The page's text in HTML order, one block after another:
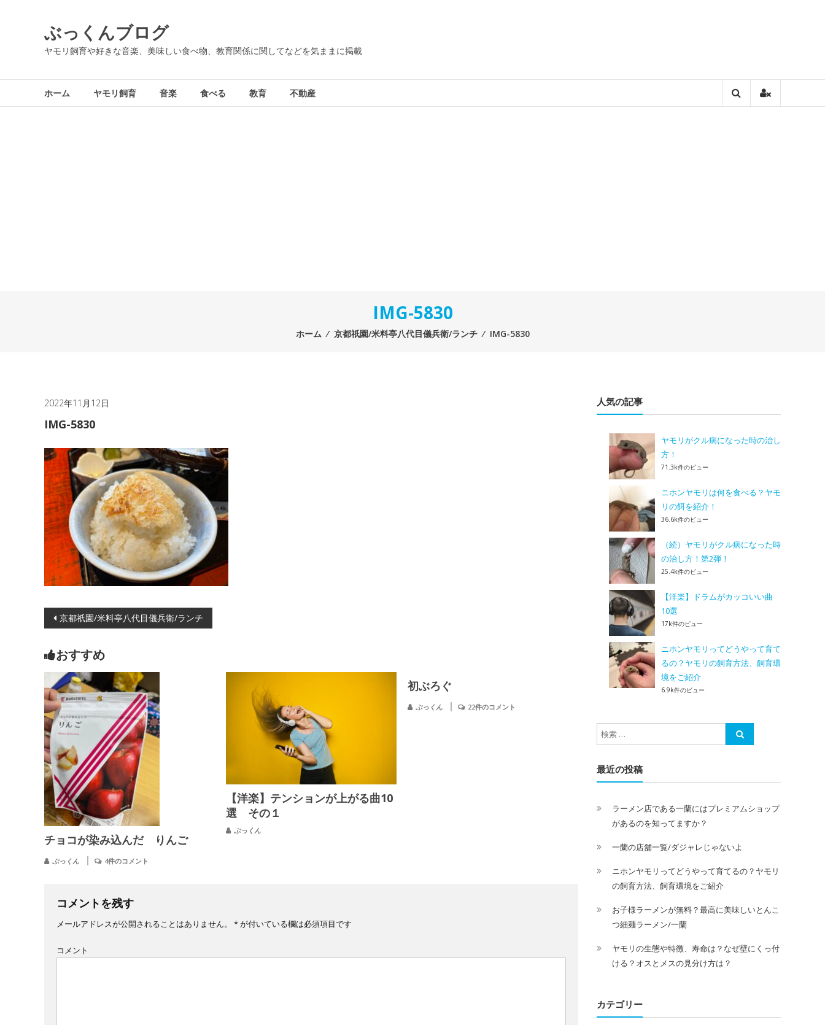
へ
キ
ぶっくんブログ
ヤモリ飼育や好きな音楽、美味しい食べ物、教育関係に関してなどを気ままに掲載
ホーム ヤモリ飼育 音楽 食べる 教育 不動産
IMG-5830
ホーム ⁄ 京都祇園/米料亭八代目儀兵衛/ランチ ⁄ IMG-5830
2022年11月12日
IMG-5830
投
稿
ナ
ビ
ゲ
ー
シ
ョ
ン
京都祇園/米料亭八代目儀兵衛/ランチ
おすすめ
チョコが染み込んだ りんご
ぶっくん 4件のコメント
【洋楽】テンションが上がる曲10
選 その１
ぶっくん
初ぶろぐ
ぶっくん 22件のコメント
コメントを残す
メールアドレスが公開されることはありません。 *が付いている欄は必須項目です
コメント
人気の記事
ヤモリがクル病になった時の治し
方！
71.3k件のビュー
ニホンヤモリは何を食べる？ヤモ
リの餌を紹介！
36.6k件のビュー
（続）ヤモリがクル病になった時
の治し方！第2弾！
25.4k件のビュー
【洋楽】ドラムがカッコいい曲
10選
17k件のビュー
ニホンヤモリってどうやって育て
るの？ヤモリの飼育方法、飼育環
境をご紹介
6.9k件のビュー
最近の投稿
ラーメン店である一蘭にはプレミアムショップ
があるのを知ってますか？
一蘭の店舗一覧/ダジャレじゃないよ
ニホンヤモリってどうやって育てるの？ヤモリ
の飼育方法、飼育環境をご紹介
お子様ラーメンが無料？最高に美味しいとんこ
つ細麺ラーメン/一蘭
ヤモリの生態や特徴、寿命は？なぜ壁にくっ付
ける？オスとメスの見分け方は？
カテゴリー